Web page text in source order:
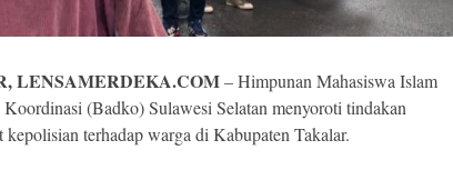
LENSAMERDEKA.COM– Himpunan Mahasiswa Islam
(Badko) Sulawesi Selatan menyoroti tindakan
kepolisian terhadap warga di Kabupaten Takalar.